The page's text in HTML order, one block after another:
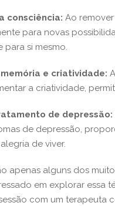
consciência: Ao
para novas
para si mesmo.
e criatividade:
a criatividade,
de depressão:
de depressão,
de viver.
apenas alguns dos
em explorar essa
com um terapeuta